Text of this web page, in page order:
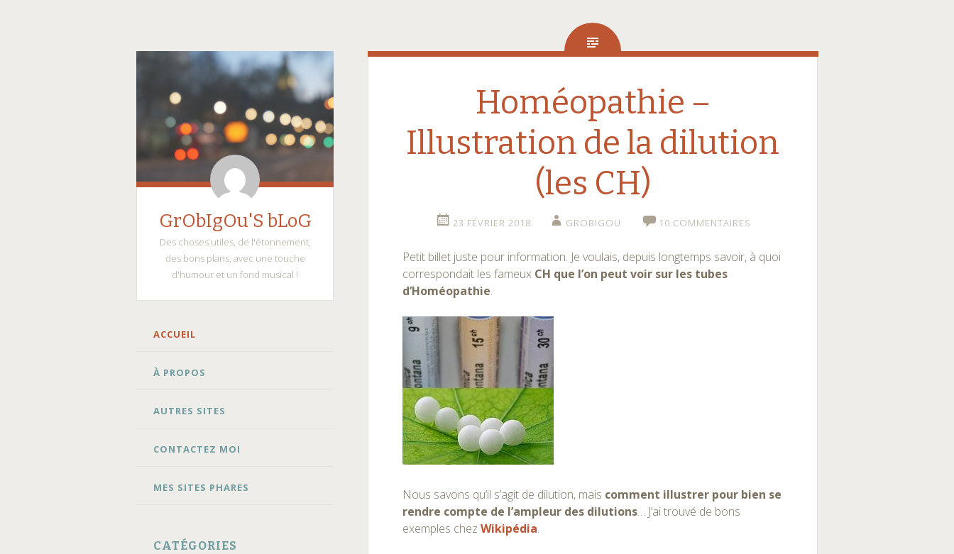
GrObIgOu'S bLoG
Des choses utiles, de l'étonnement,
des bons plans, avec une touche
d'humour et un fond musical !
ALLER
CONTENU
ACCUEIL
À PROPOS
AUTRES SITES
CONTACTEZ MOI
MES SITES PHARES
CATÉGORIES
Homéopathie –
Illustration de la dilution
(les CH)
23 FÉVRIER 2018 GROBIGOU 10 COMMENTAIRES
Petit billet juste pour information. Je voulais, depuis longtemps savoir, à quoi
correspondait les fameux CH que l’on peut voir sur les tubes
d’Homéopathie.
Nous savons qu’il s’agit de dilution, mais comment illustrer pour bien se
rendre compte de l’ampleur des dilutions… J’ai trouvé de bons
exemples chezWikipédia.